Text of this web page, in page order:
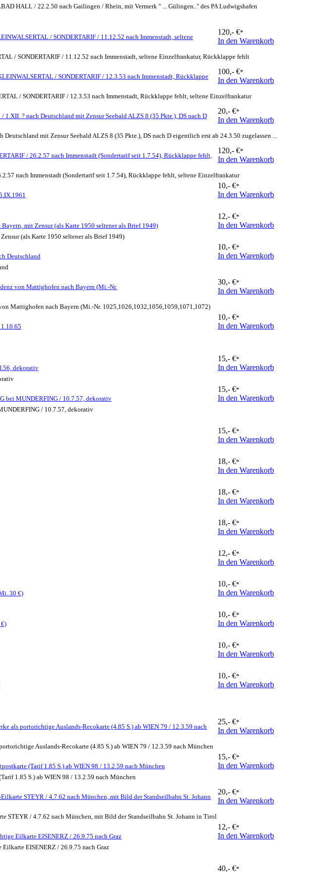
HALL / 22.2.50 nach Gailingen / Rhein, mit Vermerk " ... Gülingen.." des PA Ludwigshafen
/ SONDERTARIF / 11.12.52 nach Immenstadt, seltene
120,- €*
In den Warenkorb
/ SONDERTARIF / 11.12.52 nach Immenstadt, seltene Einzelfrankatur, Rückklappe fehlt
/ SONDERTARIF / 12.3.53 nach Immenstadt, Rückklappe
100,- €*
In den Warenkorb
/ SONDERTARIF / 12.3.53 nach Immenstadt, Rückklappe fehlt, seltene Einzelfrankatur
? nach Deutschland mit Zensur Seebald ALZS 8 (35 Pkte.), DS nach D
20,- €*
In den Warenkorb
mit Zensur Seebald ALZS 8 (35 Pkte.), DS nach D eigentlich erst ab 24.3.50 zugelassen ...
/ 26.2.57 nach Immenstadt (Sondertarif seit 1.7.54), Rückklappe fehlt,
120,- €*
In den Warenkorb
nach Immenstadt (Sondertarif seit 1.7.54), Rückklappe fehlt, seltene Einzelfrankatur
10,- €*
In den Warenkorb
mit Zensur (als Karte 1950 seltener als Brief 1949)
12,- €*
In den Warenkorb
(als Karte 1950 seltener als Brief 1949)
Deutschland
10,- €*
In den Warenkorb
von Mattighofen nach Bayern (Mi.-Nr.
30,- €*
In den Warenkorb
Mattighofen nach Bayern (Mi.-Nr. 1025,1026,1032,1056,1059,1071,1072)
10,- €*
In den Warenkorb
dekorativ
15,- €*
In den Warenkorb
bei MUNDERFING / 10.7.57, dekorativ
15,- €*
In den Warenkorb
/ 10.7.57, dekorativ
15,- €*
In den Warenkorb
18,- €*
In den Warenkorb
18,- €*
In den Warenkorb
18,- €*
In den Warenkorb
12,- €*
In den Warenkorb
30 €)
10,- €*
In den Warenkorb
10,- €*
In den Warenkorb
10,- €*
In den Warenkorb
10,- €*
In den Warenkorb
als portorichtige Auslands-Recokarte (4.85 S.) ab WIEN 79 / 12.3.59 nach
25,- €*
In den Warenkorb
Auslands-Recokarte (4.85 S.) ab WIEN 79 / 12.3.59 nach München
(Tarif 1.85 S.) ab WIEN 98 / 13.2.59 nach München
15,- €*
In den Warenkorb
1.85 S.) ab WIEN 98 / 13.2.59 nach München
STEYR / 4.7.62 nach München, mit Bild der Standseilbahn St. Johann
20,- €*
In den Warenkorb
STEYR / 4.7.62 nach München, mit Bild der Standseilbahn St. Johann in Tirol
Eilkarte EISENERZ / 26.9.75 nach Graz
12,- €*
In den Warenkorb
EISENERZ / 26.9.75 nach Graz
40,- €*